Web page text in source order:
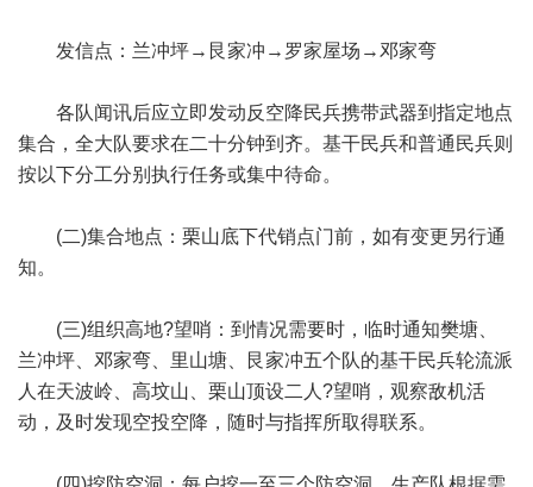
发信点：兰冲坪→艮家冲→罗家屋场→邓家弯
各队闻讯后应立即发动反空降民兵携带武器到指定地点
集合，全大队要求在二十分钟到齐。基干民兵和普通民兵则
按以下分工分别执行任务或集中待命。
(二)集合地点：栗山底下代销点门前，如有变更另行通
知。
(三)组织高地?望哨：到情况需要时，临时通知樊塘、
兰冲坪、邓家弯、里山塘、艮家冲五个队的基干民兵轮流派
人在天波岭、高坟山、栗山顶设二人?望哨，观察敌机活
动，及时发现空投空降，随时与指挥所取得联系。